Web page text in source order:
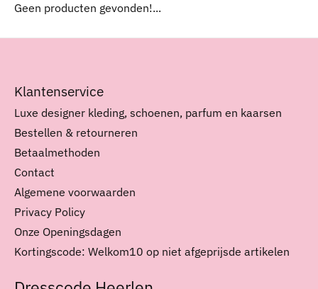
Geen producten gevonden!...
Klantenservice
Luxe designer kleding, schoenen, parfum en kaarsen
Bestellen & retourneren
Betaalmethoden
Contact
Algemene voorwaarden
Privacy Policy
Onze Openingsdagen
Kortingscode: Welkom10 op niet afgeprijsde artikelen